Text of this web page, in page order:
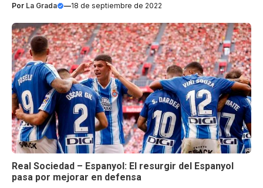
Por La Grada —18 de septiembre de 2022
Real Sociedad – Espanyol: El resurgir del Espanyol
pasa por mejorar en defensa